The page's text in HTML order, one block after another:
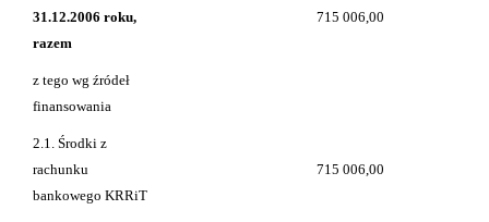
31.12.2006 roku,
razem
715 006,00
z tego wg źródeł
finansowania
2.1. Środki z
rachunku
bankowego KRRiT
715 006,00